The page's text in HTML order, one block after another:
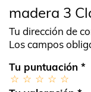
madera 3
Tu dirección de
Los campos
Tu puntuación *